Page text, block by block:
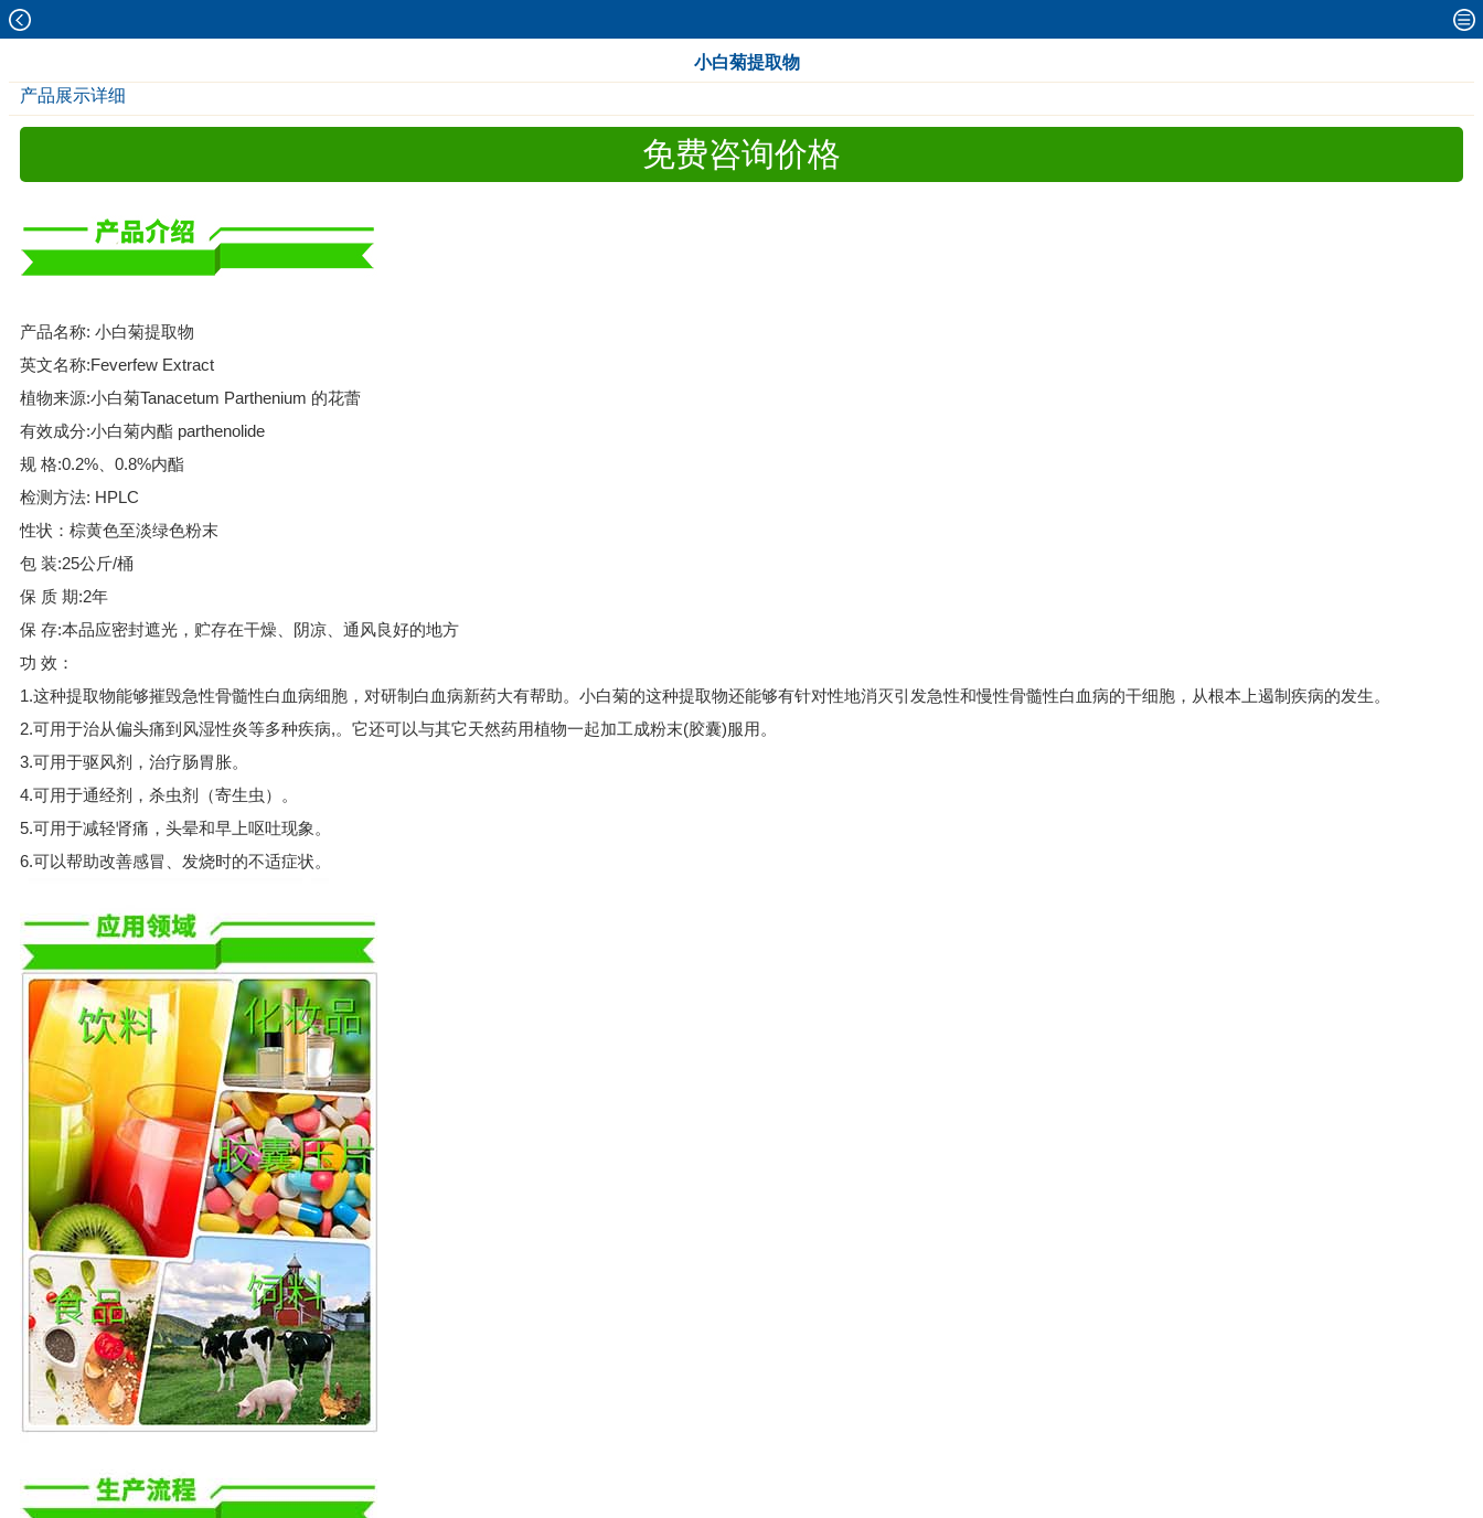
小白菊提取物
产品展示详细
免费咨询价格
产品名称: 小白菊提取物
英文名称:Feverfew Extract
植物来源:小白菊Tanacetum Parthenium 的花蕾
有效成分:小白菊内酯 parthenolide
规 格:0.2%、0.8%内酯
检测方法: HPLC
性状：棕黄色至淡绿色粉末
包 装:25公斤/桶
保 质 期:2年
保 存:本品应密封遮光，贮存在干燥、阴凉、通风良好的地方
功 效：
1.这种提取物能够摧毁急性骨髓性白血病细胞，对研制白血病新药大有帮助。小白菊的这种提取物还能够有针对性地消灭引发急性和慢性骨髓性白血病的干细胞，从根本上遏制疾病的发生。
2.可用于治从偏头痛到风湿性炎等多种疾病,。它还可以与其它天然药用植物一起加工成粉末(胶囊)服用。
3.可用于驱风剂，治疗肠胃胀。
4.可用于通经剂，杀虫剂（寄生虫）。
5.可用于减轻肾痛，头晕和早上呕吐现象。
6.可以帮助改善感冒、发烧时的不适症状。